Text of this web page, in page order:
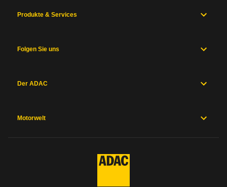
Produkte & Services
Folgen Sie uns
Der ADAC
Motorwelt